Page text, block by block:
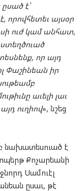
է՝
որովհետեւ այսօր
ուժ կամ անհատ,
որ այդ
Փաշինեան իր
աւելի լաւ
ուղիով», նշեց
նախատեսուած է
Քոչարեանի
Սամուէլ
ըսաւ, թէ